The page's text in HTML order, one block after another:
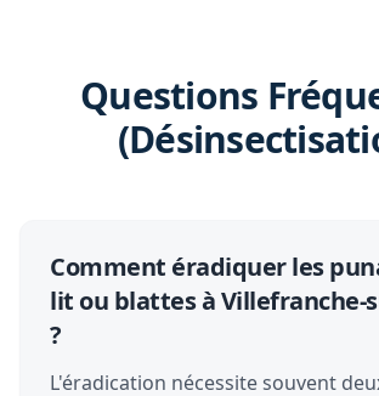
Questions
Comment éradiquer les
lit ou blattes à Villefranche-
?
L'éradication nécessite souvent